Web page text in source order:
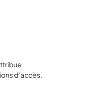
d’accès.